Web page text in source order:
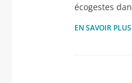
écogestes
EN SAVOIR